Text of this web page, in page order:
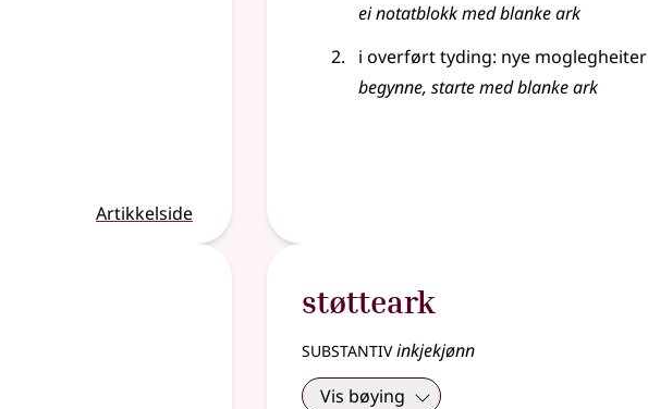
Artikkelside
ei notatblokk med blanke ark
i overført tyding: nye moglegheiter
begynne, starte med blanke ark
støtteark
substantivinkjekjønn
Vis bøying